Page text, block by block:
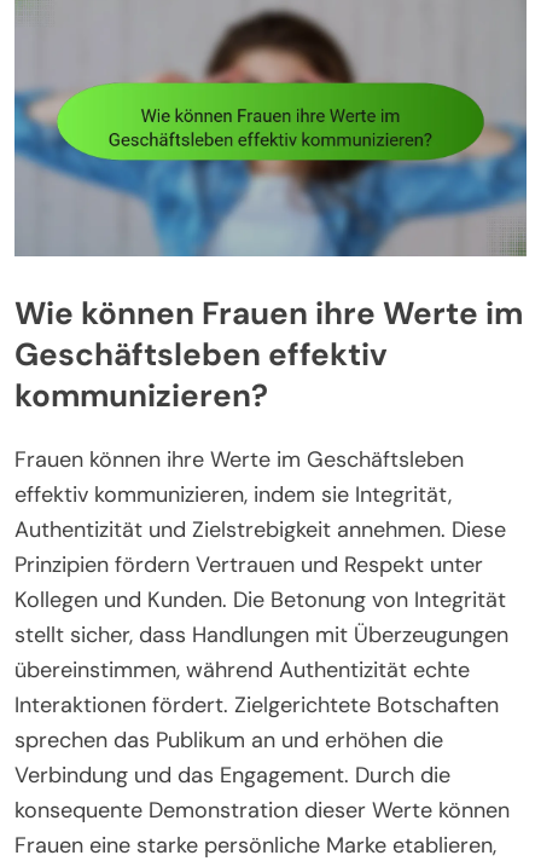
Wie können Frauen ihre Werte im
Geschäftsleben effektiv
kommunizieren?
Frauen können ihre Werte im Geschäftsleben
effektiv kommunizieren, indem sie Integrität,
Authentizität und Zielstrebigkeit annehmen. Diese
Prinzipien fördern Vertrauen und Respekt unter
Kollegen und Kunden. Die Betonung von Integrität
stellt sicher, dass Handlungen mit Überzeugungen
übereinstimmen, während Authentizität echte
Interaktionen fördert. Zielgerichtete Botschaften
sprechen das Publikum an und erhöhen die
Verbindung und das Engagement. Durch die
konsequente Demonstration dieser Werte können
Frauen eine starke persönliche Marke etablieren,